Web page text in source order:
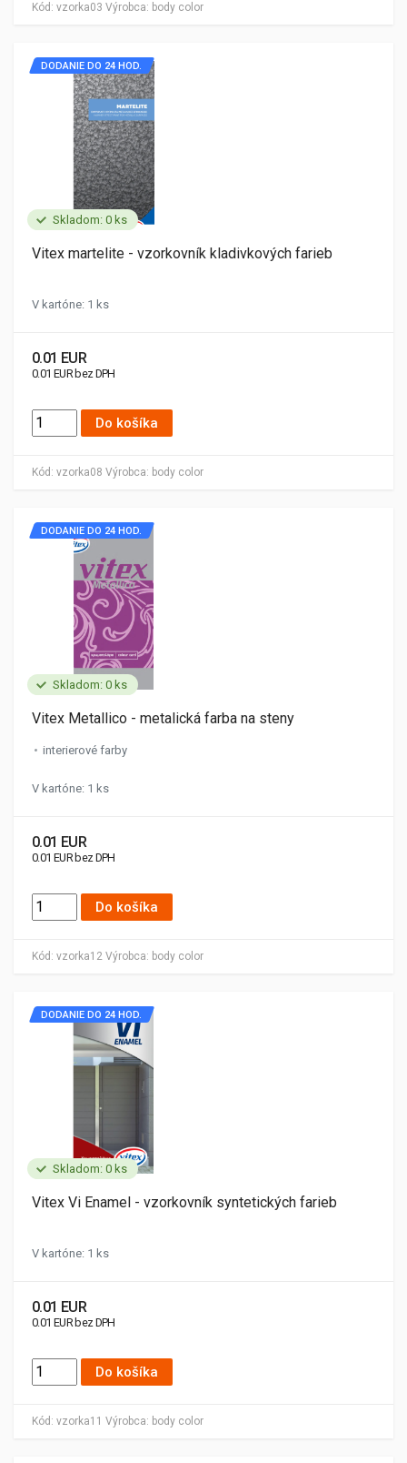
Kód: vzorka03 Výrobca: body color
Skladom: 0 ks
Kód: vzorka08 Výrobca: body color
DODANIE DO 24 HOD.
Vitex martelite - vzorkovník kladivkových farieb
V kartóne: 1 ks
0.01 EUR
0.01 EUR bez DPH
Do košíka
Skladom: 0 ks
Kód: vzorka12 Výrobca: body color
DODANIE DO 24 HOD.
Vitex Metallico - metalická farba na steny
interierové farby
V kartóne: 1 ks
0.01 EUR
0.01 EUR bez DPH
Do košíka
Skladom: 0 ks
Kód: vzorka11 Výrobca: body color
DODANIE DO 24 HOD.
Vitex Vi Enamel - vzorkovník syntetických farieb
V kartóne: 1 ks
0.01 EUR
0.01 EUR bez DPH
Do košíka